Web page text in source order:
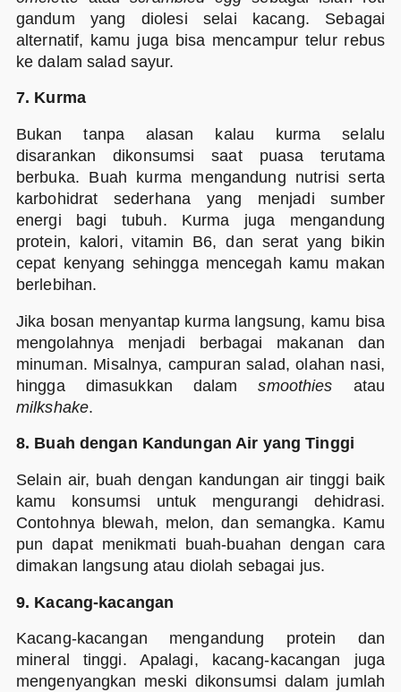
gandum yang diolesi selai kacang. Sebagai
alternatif, kamu juga bisa mencampur telur rebus
ke dalam salad sayur.
7. Kurma
Bukan tanpa alasan kalau kurma selalu
disarankan dikonsumsi saat puasa terutama
berbuka. Buah kurma mengandung nutrisi serta
karbohidrat sederhana yang menjadi sumber
energi bagi tubuh. Kurma juga mengandung
protein, kalori, vitamin B6, dan serat yang bikin
cepat kenyang sehingga mencegah kamu makan
berlebihan.
Jika bosan menyantap kurma langsung, kamu bisa
mengolahnya menjadi berbagai makanan dan
minuman. Misalnya, campuran salad, olahan nasi,
hingga dimasukkan dalamsmoothies atau
milkshake.
8. Buah dengan Kandungan Air yang Tinggi
Selain air, buah dengan kandungan air tinggi baik
kamu konsumsi untuk mengurangi dehidrasi.
Contohnya blewah, melon, dan semangka. Kamu
pun dapat menikmati buah-buahan dengan cara
dimakan langsung atau diolah sebagai jus.
9. Kacang-kacangan
Kacang-kacangan mengandung protein dan
mineral tinggi. Apalagi, kacang-kacangan juga
mengenyangkan meski dikonsumsi dalam jumlah